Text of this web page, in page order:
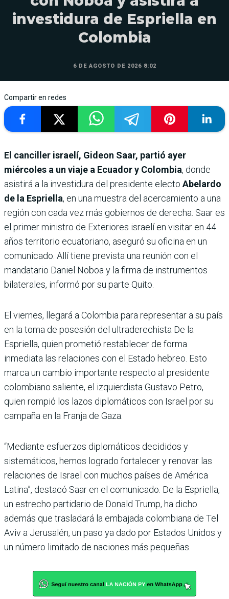
investidura de Espriella en
Colombia
6 DE AGOSTO DE 2026 8:02
Compartir en redes
El canciller israelí, Gideon Saar, partió ayer
miércoles a un viaje a Ecuador y Colombia, donde
asistirá a la investidura del presidente electo Abelardo
de la Espriella, en una muestra del acercamiento a una
región con cada vez más gobiernos de derecha. Saar es
el primer ministro de Exteriores israelí en visitar en 44
años territorio ecuatoriano, aseguró su oficina en un
comunicado. Allí tiene prevista una reunión con el
mandatario Daniel Noboa y la firma de instrumentos
bilaterales, informó por su parte Quito.
El viernes, llegará a Colombia para representar a su país
en la toma de posesión del ultraderechista De la
Espriella, quien prometió restablecer de forma
inmediata las relaciones con el Estado hebreo. Esto
marca un cambio importante respecto al presidente
colombiano saliente, el izquierdista Gustavo Petro,
quien rompió los lazos diplomáticos con Israel por su
campaña en la Franja de Gaza.
“Mediante esfuerzos diplomáticos decididos y
sistemáticos, hemos logrado fortalecer y renovar las
relaciones de Israel con muchos países de América
Latina”, destacó Saar en el comunicado. De la Espriella,
un estrecho partidario de Donald Trump, ha dicho
además que trasladará la embajada colombiana de Tel
Aviv a Jerusalén, un paso ya dado por Estados Unidos y
un número limitado de naciones más pequeñas.